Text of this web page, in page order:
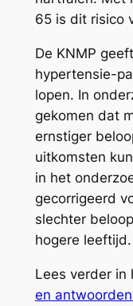
65 is dit risico
De KNMP
hypertensie-
lopen. In
gekomen dat
ernstiger
uitkomsten
in het
gecorrigeerd
slechter
hogere leeftijd.
Lees verder in
en